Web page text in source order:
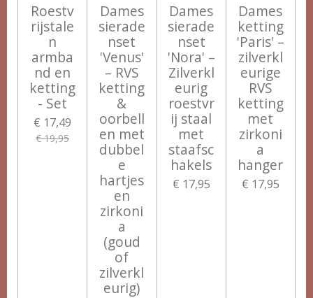
Roestv
rijstale
n
armba
nd en
ketting
- Set
€ 17,49
€ 19,95
Dames
sierade
nset
'Venus'
– RVS
ketting
&
oorbell
en met
dubbel
e
hartjes
en
zirkoni
a
(goud
of
zilverkl
eurig)
Dames
sierade
nset
'Nora' –
Zilverkl
eurig
roestvr
ij staal
met
staafsc
hakels
€ 17,95
Dames
ketting
'Paris' –
zilverkl
eurige
RVS
ketting
met
zirkoni
a
hanger
€ 17,95